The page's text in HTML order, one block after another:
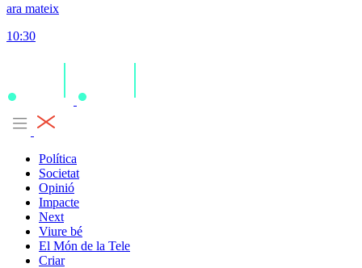
ara mateix
10:30
Política
Societat
Opinió
Impacte
Next
Viure bé
El Món de la Tele
Criar